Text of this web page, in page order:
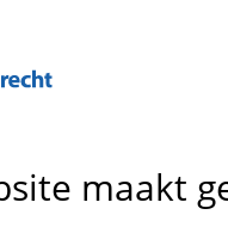
het ziekenhuismaakt